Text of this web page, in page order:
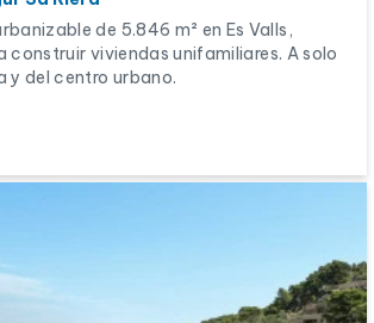
de 5.846 m² en Es Valls,
construir viviendas unifamiliares. A solo
y del centro urbano.